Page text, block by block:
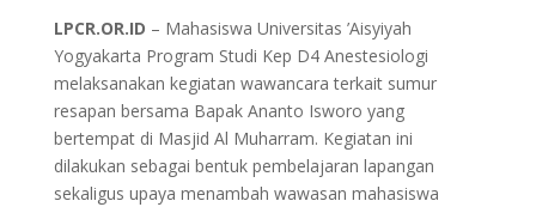
LPCR.OR.ID – Mahasiswa Universitas ’Aisyiyah
Yogyakarta Program Studi Kep D4 Anestesiologi
melaksanakan kegiatan wawancara terkait sumur
resapan bersama Bapak Ananto Isworo yang
bertempat di Masjid Al Muharram. Kegiatan ini
dilakukan sebagai bentuk pembelajaran lapangan
sekaligus upaya menambah wawasan mahasiswa